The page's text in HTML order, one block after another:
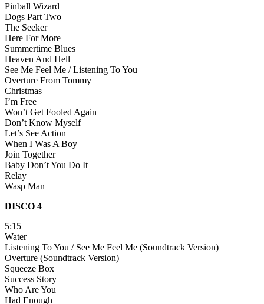
Pinball Wizard
Dogs Part Two
The Seeker
Here For More
Summertime Blues
Heaven And Hell
See Me Feel Me / Listening To You
Overture From Tommy
Christmas
I’m Free
Won’t Get Fooled Again
Don’t Know Myself
Let’s See Action
When I Was A Boy
Join Together
Baby Don’t You Do It
Relay
Wasp Man
DISCO 4
5:15
Water
Listening To You / See Me Feel Me (Soundtrack Version)
Overture (Soundtrack Version)
Squeeze Box
Success Story
Who Are You
Had Enough